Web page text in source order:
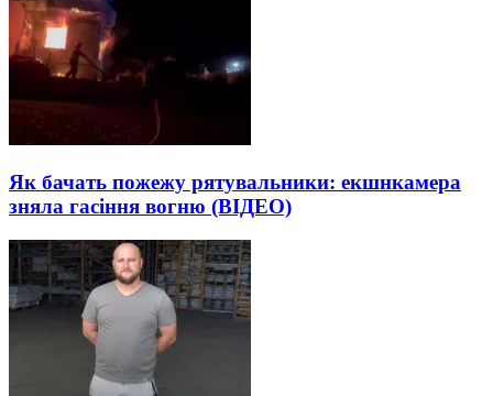
Як бачать пожежу рятувальники: екшнкамера
зняла гасіння вогню (ВІДЕО)